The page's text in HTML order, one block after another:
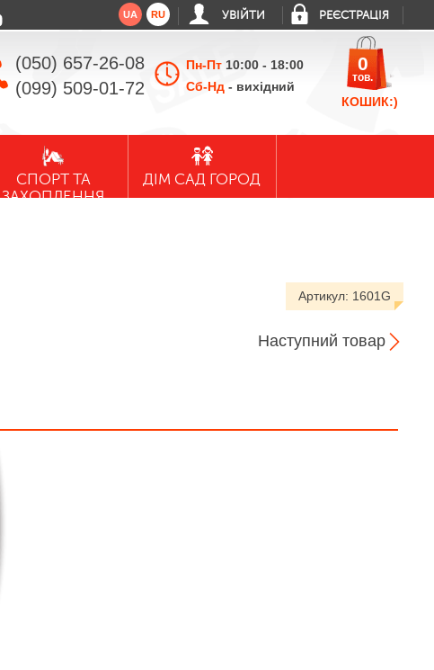
UA RU УВІЙТИ РЕЄСТРАЦІЯ
(050) 657-26-08
(099) 509-01-72
Пн-Пт 10:00 - 18:00
Сб-Нд - вихідний
КОШИК:)
0
тов.
СПОРТ ТА
ЗАХОПЛЕННЯ
ДІМ САД ГОРОД
Артикул: 1601G
Наступний товар